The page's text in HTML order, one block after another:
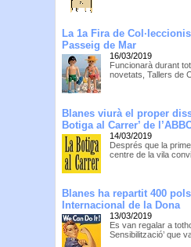
La 1a Fira de
Passeig de Mar
16/03/2019
Funcionarà durant
novetats, Tallers de
Blanes viurà el proper
Botiga al Carrer’ de
14/03/2019
Després que la
centre de la vila
Blanes ha repartit 400
Internacional de la Dona
13/03/2019
Es van regalar a
Sensibilització’ que